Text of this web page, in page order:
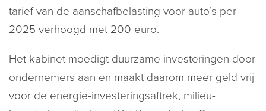
tarief van de aanschafbelasting voor auto’s per
2025 verhoogd met 200 euro.
Het kabinet moedigt duurzame investeringen door
ondernemers aan en maakt daarom meer geld vrij
voor de energie-investeringsaftrek, milieu-